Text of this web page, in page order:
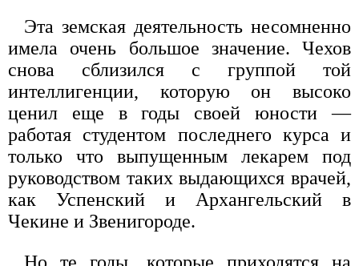
Эта земская деятельность несомненно
имела очень большое значение. Чехов
снова сблизился с группой той
интеллигенции, которую он высоко
ценил еще в годы своей юности —
работая студентом последнего курса и
только что выпущенным лекарем под
руководством таких выдающихся врачей,
как Успенский и Архангельский в
Чекине и Звенигороде.
Но те годы, которые приходятся на